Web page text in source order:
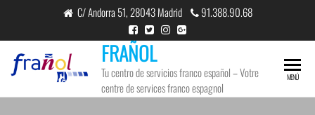
contenido
C/ Andorra 51, 28043 Madrid 91.388.90.68
FRAÑOL
Tu centro de servicios franco español – Votre
centre de services franco espagnol
MENÚ